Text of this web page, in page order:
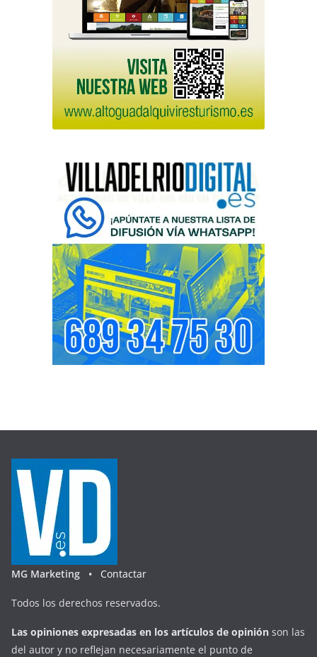
MG Marketing • Contactar
Todos los derechos reservados.
Las opiniones expresadas en los artículos de opinión son las
del autor y no reflejan necesariamente el punto de